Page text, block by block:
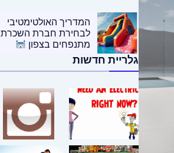
המדריך האולטימטיבי
לבחירת חברת השכרת
מתנפחים בצפון
גלריית חדשות